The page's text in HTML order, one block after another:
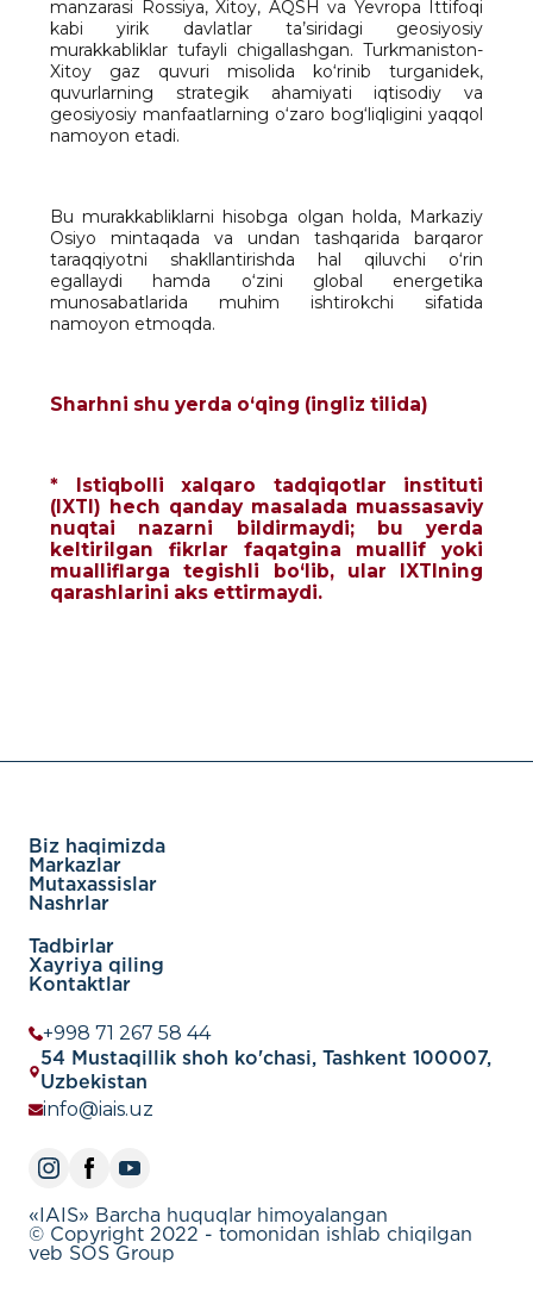
manzarasi Rossiya, Xitoy, AQSH va Yevropa Ittifoqi
kabi yirik davlatlar ta’siridagi geosiyosiy
murakkabliklar tufayli chigallashgan. Turkmaniston-
Xitoy gaz quvuri misolida ko‘rinib turganidek,
quvurlarning strategik ahamiyati iqtisodiy va
geosiyosiy manfaatlarning o‘zaro bog‘liqligini yaqqol
namoyon etadi.
Bu murakkabliklarni hisobga olgan holda, Markaziy
Osiyo mintaqada va undan tashqarida barqaror
taraqqiyotni shakllantirishda hal qiluvchi o‘rin
egallaydi hamda o‘zini global energetika
munosabatlarida muhim ishtirokchi sifatida
namoyon etmoqda.
Sharhni shu yerda o‘qing (ingliz tilida)
* Istiqbolli xalqaro tadqiqotlar instituti
(IXTI) hech qanday masalada muassasaviy
nuqtai nazarni bildirmaydi; bu yerda
keltirilgan fikrlar faqatgina muallif yoki
mualliflarga tegishli bo‘lib, ular IXTIning
qarashlarini aks ettirmaydi.
Biz haqimizda
Markazlar
Mutaxassislar
Nashrlar
Tadbirlar
Xayriya qiling
Kontaktlar
+998 71 267 58 44
54 Mustaqillik shoh ko'chasi, Tashkent 100007,
Uzbekistan
info@iais.uz
«IAIS» Barcha huquqlar himoyalangan
© Copyright 2022 - tomonidan ishlab chiqilgan
veb SOS Group